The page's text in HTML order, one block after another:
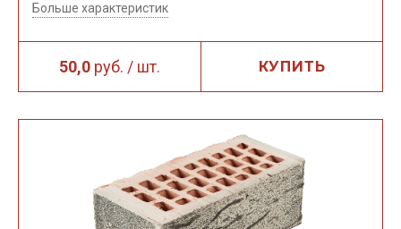
50,0 руб. / шт. КУПИТЬ
Больше характеристик